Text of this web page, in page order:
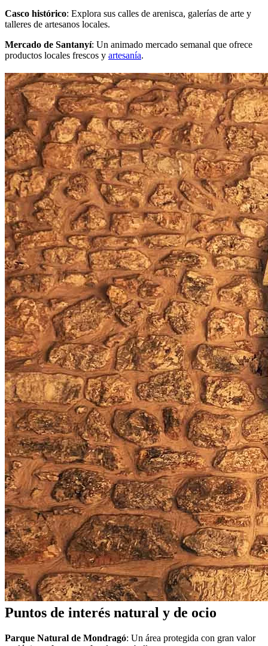
Casco histórico: Explora sus calles de arenisca, galerías de arte y
talleres de artesanos locales.
Mercado de Santanyí: Un animado mercado semanal que ofrece
productos locales frescos y artesanía.
Puntos de interés natural y de ocio
Parque Natural de Mondragó: Un área protegida con gran valor